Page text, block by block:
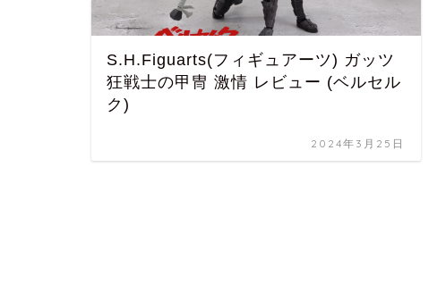
S.H.Figuarts(フィギュアーツ) ガッツ
狂戦士の甲冑 激情 レビュー (ベルセル
ク)
2024年3月25日